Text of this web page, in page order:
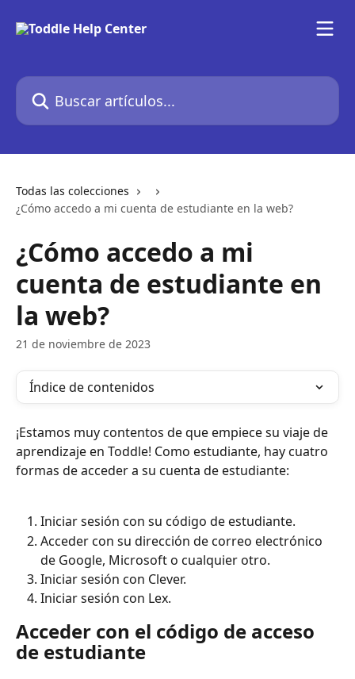
Buscar artículos...
Todas las colecciones
¿Cómo accedo a mi cuenta de estudiante en la web?
¿Cómo accedo a mi
cuenta de estudiante en
la web?
21 de noviembre de 2023
Índice de contenidos
¡Estamos muy contentos de que empiece su viaje de
aprendizaje en Toddle! Como estudiante, hay cuatro
formas de acceder a su cuenta de estudiante:
Iniciar sesión con su código de estudiante.
Acceder con su dirección de correo electrónico
de Google, Microsoft o cualquier otro.
Iniciar sesión con Clever.
Iniciar sesión con Lex.
Acceder con el código de acceso
de estudiante